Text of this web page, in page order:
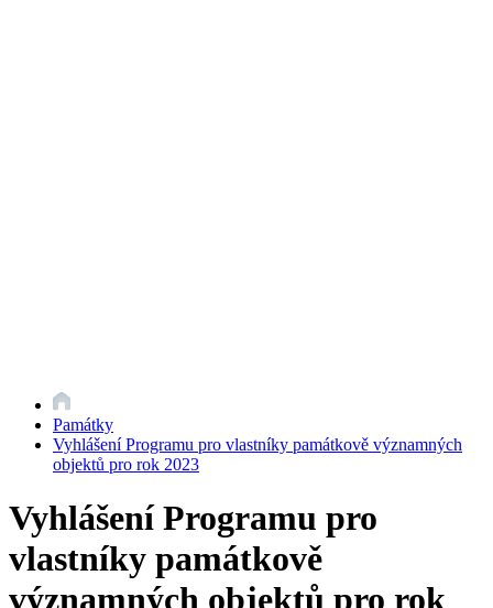
Památky
Vyhlášení Programu pro vlastníky památkově významných
objektů pro rok 2023
Vyhlášení Programu pro
vlastníky památkově
významných objektů pro rok